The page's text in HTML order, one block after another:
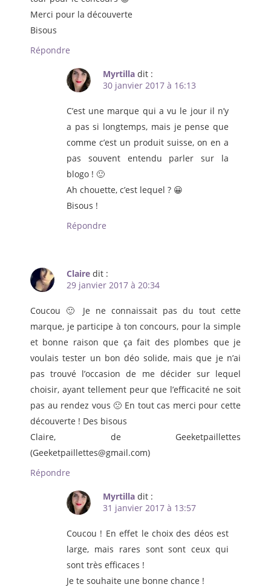
Merci pour la découverte
Bisous
Répondre
Myrtilla dit :
30 janvier 2017 à 16:13
C’est une marque qui a vu le jour il n’y
a pas si longtemps, mais je pense que
comme c’est un produit suisse, on en a
pas souvent entendu parler sur la
blogo ! 🙂
Ah chouette, c’est lequel ? 😀
Bisous !
Répondre
Claire dit :
29 janvier 2017 à 20:34
Coucou 🙂 Je ne connaissait pas du tout cette
marque, je participe à ton concours, pour la simple
et bonne raison que ça fait des plombes que je
voulais tester un bon déo solide, mais que je n’ai
pas trouvé l’occasion de me décider sur lequel
choisir, ayant tellement peur que l’efficacité ne soit
pas au rendez vous 🙁 En tout cas merci pour cette
découverte ! Des bisous
Claire, de Geeketpaillettes
(Geeketpaillettes@gmail.com)
Répondre
Myrtilla dit :
31 janvier 2017 à 13:57
Coucou ! En effet le choix des déos est
large, mais rares sont sont ceux qui
sont très efficaces !
Je te souhaite une bonne chance !